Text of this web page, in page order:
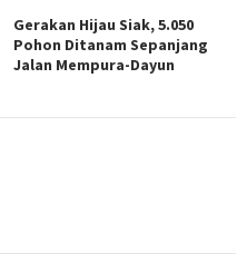
Gerakan Hijau Siak, 5.050
Pohon Ditanam Sepanjang
Jalan Mempura-Dayun